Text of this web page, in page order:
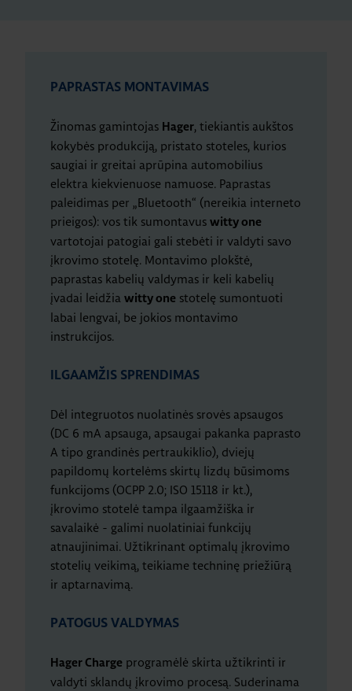
PAPRASTAS MONTAVIMAS
Žinomas gamintojas Hager, tiekiantis aukštos
kokybės produkciją, pristato stoteles, kurios
saugiai ir greitai aprūpina automobilius
elektra kiekvienuose namuose. Paprastas
paleidimas per „Bluetooth“ (nereikia interneto
prieigos): vos tik sumontavus witty one
vartotojai patogiai gali stebėti ir valdyti savo
įkrovimo stotelę. Montavimo plokštė,
paprastas kabelių valdymas ir keli kabelių
įvadai leidžia witty one stotelę sumontuoti
labai lengvai, be jokios montavimo
instrukcijos.
ILGAAMŽIS SPRENDIMAS
Dėl integruotos nuolatinės srovės apsaugos
(DC 6 mA apsauga, apsaugai pakanka paprasto
A tipo grandinės pertraukiklio), dviejų
papildomų kortelėms skirtų lizdų būsimoms
funkcijoms (OCPP 2.0; ISO 15118 ir kt.),
įkrovimo stotelė tampa ilgaamžiška ir
savalaikė - galimi nuolatiniai funkcijų
atnaujinimai. Užtikrinant optimalų įkrovimo
stotelių veikimą, teikiame techninę priežiūrą
ir aptarnavimą.
PATOGUS VALDYMAS
Hager Charge programėlė skirta užtikrinti ir
valdyti sklandų įkrovimo procesą. Suderinama